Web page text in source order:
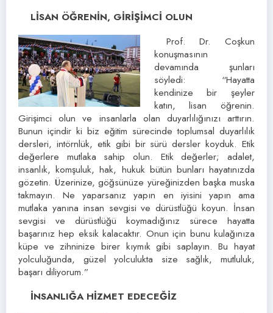
LİSAN ÖĞRENİN, GİRİŞİMCİ OLUN
Prof. Dr. Coşkun
konuşmasının
devamında şunları
söyledi: “Hayatta
kendinize bir şeyler
katın, lisan öğrenin.
Girişimci olun ve insanlarla olan duyarlılığınızı arttırın.
Bunun içindir ki biz eğitim sürecinde toplumsal duyarlılık
dersleri, intörnlük, etik gibi bir sürü dersler koyduk. Etik
değerlere mutlaka sahip olun. Etik değerler; adalet,
insanlık, komşuluk, hak, hukuk bütün bunları hayatınızda
gözetin. Üzerinize, göğsünüze yüreğinizden başka muska
takmayın. Ne yaparsanız yapın en iyisini yapın ama
mutlaka yanına insan sevgisi ve dürüstlüğü koyun. İnsan
sevgisi ve dürüstlüğü koymadığınız sürece hayatta
başarınız hep eksik kalacaktır. Onun için bunu kulağınıza
küpe ve zihninize birer kıymık gibi saplayın. Bu hayat
yolculuğunda, güzel yolculukta size sağlık, mutluluk,
başarı diliyorum.”
İNSANLIĞA HİZMET EDECEĞİZ